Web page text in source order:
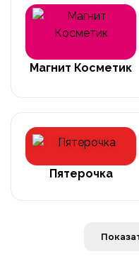
Магнит Косметик
Пятерочка